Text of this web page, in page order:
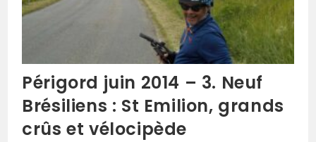
Périgord juin 2014 – 3. Neuf
Brésiliens : St Emilion, grands
crûs et vélocipède